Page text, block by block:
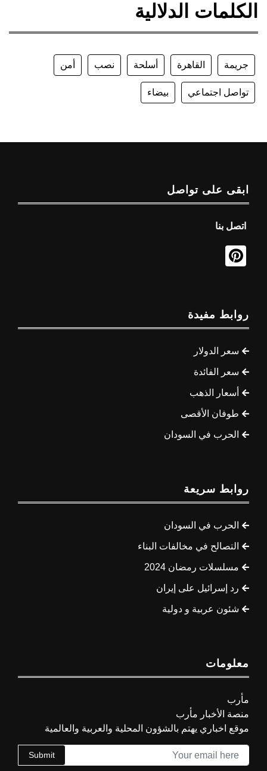
الكلمات الدلالية
جريمة القاهرة أسلحة نصب أمن
تواصل اجتماعي بيضاء
ابقى على تواصل
اتصل بنا
روابط مفيدة
سعر الدولار
سعر الفائدة
أسعار الذهب
طوفان الأقصى
الحرب في السودان
روابط سريعة
الحرب في السودان
التصالح في مخالفات البناء
مسلسلات رمضان 2024
رد إسرائيل على إيران
شئون عربية و دولية
معلومات
مأرب
منصة الأخبار مأرب
موقع اخباري يهتم بالشؤون المحلية والعربية والعالمية
Submit